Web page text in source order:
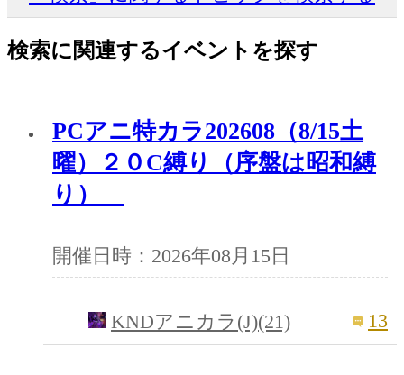
検索に関連するイベントを探す
PCアニ特カラ202608（8/15土
曜）２０C縛り（序盤は昭和縛
り）
開催日時：2026年08月15日
KNDアニカラ(J)(21) 13